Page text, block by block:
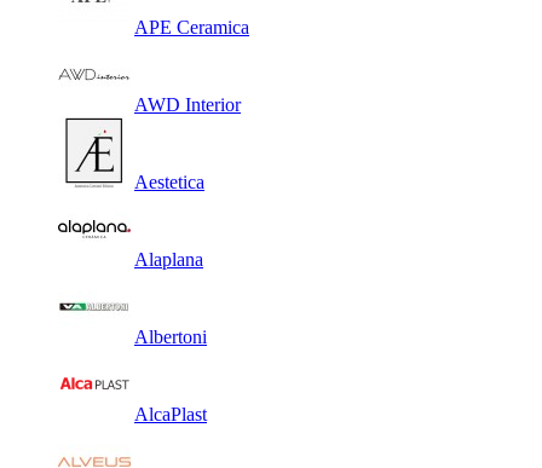
APE Ceramica
AWD Interior
Aestetica
Alaplana
Albertoni
AlcaPlast